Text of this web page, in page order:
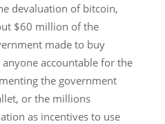
devaluation of bitcoin,
$60 million of the
made to buy
accountable for the
the government
or the millions
as incentives to use